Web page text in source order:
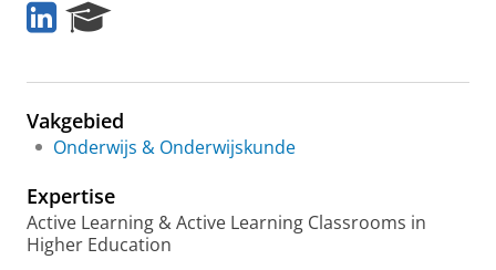
L
i
k
d
I
e
r
c
P
r
t
Vakgebied
Onderwijs & Onderwijskunde
Expertise
Active Learning & Active Learning Classrooms in
Higher Education